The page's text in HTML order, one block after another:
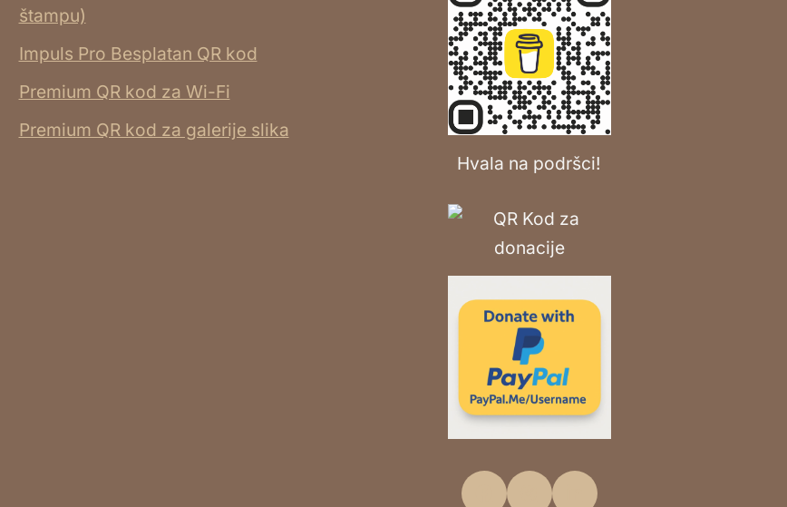
štampu)
Impuls Pro Besplatan QR kod
Premium QR kod za Wi-Fi
Premium QR kod za galerije slika
Hvala na podršci!